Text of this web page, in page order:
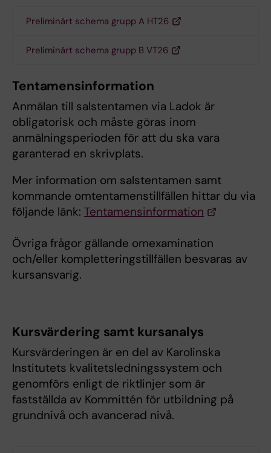
Preliminärt schema grupp A HT26
Preliminärt schema grupp B VT26
Tentamensinformation
Anmälan till salstentamen via Ladok är
obligatorisk och måste göras inom
anmälningsperioden för att du ska vara
garanterad en skrivplats.
Mer information om salstentamen samt
kommande omtentamenstillfällen hittar du via
följande länk: Tentamensinformation
Övriga frågor gällande omexamination
och/eller kompletteringstillfällen besvaras av
kursansvarig.
Kursvärdering samt kursanalys
Kursvärderingen är en del av Karolinska
Institutets kvalitetsledningssystem och
genomförs enligt de riktlinjer som är
fastställda av Kommittén för utbildning på
grundnivå och avancerad nivå.